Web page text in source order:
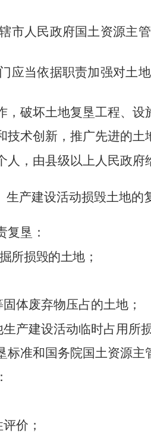
市人民政府国土资源主
应当依据职责加强对土
破坏土地复垦工程、设
术创新，推广先进的土
，由县级以上人民政府
产建设活动损毁土地的
垦：
所损毁的土地；
体废弃物压占的土地；
产建设活动临时占用所
准和国务院国土资源主
价；